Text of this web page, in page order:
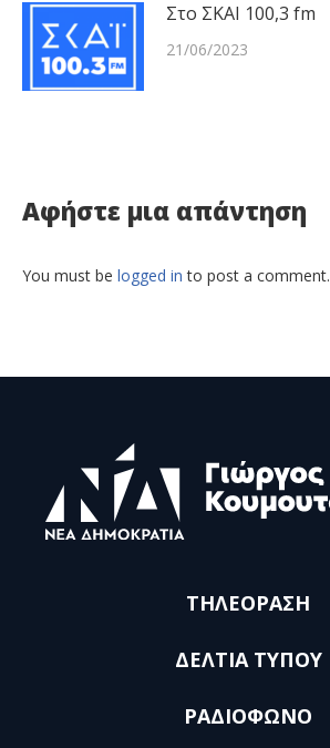
Στο ΣΚΑΙ 100,3 fm
21/06/2023
Αφήστε μια απάντηση
You must be logged in to post a comment.
ΤΗΛΕΟΡΑΣΗ
ΔΕΛΤΙΑ ΤΥΠΟΥ
ΡΑΔΙΟΦΩΝΟ